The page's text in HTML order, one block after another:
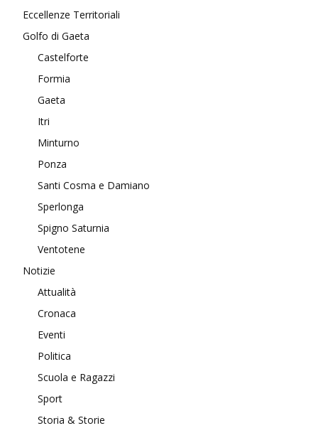
Eccellenze Territoriali
Golfo di Gaeta
Castelforte
Formia
Gaeta
Itri
Minturno
Ponza
Santi Cosma e Damiano
Sperlonga
Spigno Saturnia
Ventotene
Notizie
Attualità
Cronaca
Eventi
Politica
Scuola e Ragazzi
Sport
Storia & Storie